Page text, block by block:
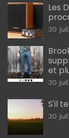
Les
30
et
30
S'il
30